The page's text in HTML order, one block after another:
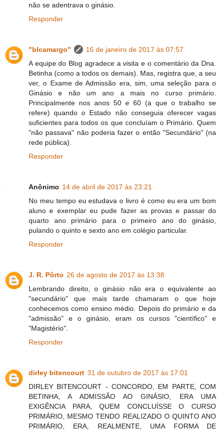
não se adentrava o ginásio.
Responder
"blcamargo"
16 de janeiro de 2017 às 07:57
A equipe do Blog agradece a visita e o comentário da Dna.
Betinha (como a todos os demais). Mas, registra que, a seu
ver, o Exame de Admissão era, sim, uma seleção para o
Ginásio e não um ano a mais no curso primário.
Principalmente nos anos 50 e 60 (a que o trabalho se
refere) quando o Estado não conseguia oferecer vagas
suficientes para todos os que concluíam o Primário. Quem
"não passava" não poderia fazer o então "Secundário" (na
rede pública).
Responder
Anônimo 14 de abril de 2017 às 23:21
No meu tempo eu estudava o livro é como eu era um bom
aluno e exemplar eu pude fazer as provas e passar do
quarto ano primário para o primeiro ano do ginásio,
pulando o quinto e sexto ano em colégio particular.
Responder
J. R. Pôrto 26 de agosto de 2017 às 13:38
Lembrando direito, o ginásio não era o equivalente ao
"secundário" que mais tarde chamaram o que hoje
conhecemos como ensino médio. Depois do primário e da
"admissão" e o ginásio, eram os cursos "científico" e
"Magistério".
Responder
dirley bitencourt 31 de outubro de 2017 às 17:01
DIRLEY BITENCOURT - CONCORDO, EM PARTE, COM
BETINHA, A ADMISSÃO AO GINÁSIO, ERA UMA
EXIGÊNCIA PARA, QUEM CONCLUÍSSE O CURSO
PRIMÁRIO, MESMO TENDO REALIZADO O QUINTO ANO
PRIMÁRIO, ERA, REALMENTE, UMA FORMA DE